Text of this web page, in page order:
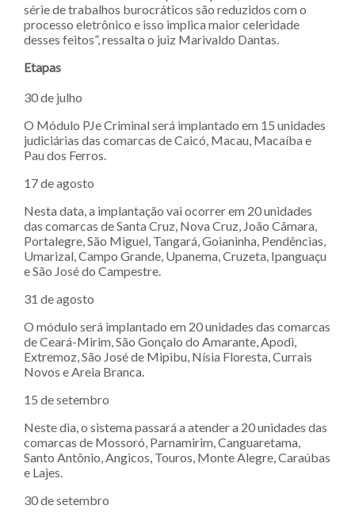
série de trabalhos burocráticos são reduzidos com o
processo eletrônico e isso implica maior celeridade
desses feitos”, ressalta o juiz Marivaldo Dantas.
Etapas
30 de julho
O Módulo PJe Criminal será implantado em 15 unidades
judiciárias das comarcas de Caicó, Macau, Macaíba e
Pau dos Ferros.
17 de agosto
Nesta data, a implantação vai ocorrer em 20 unidades
das comarcas de Santa Cruz, Nova Cruz, João Câmara,
Portalegre, São Miguel, Tangará, Goianinha, Pendências,
Umarizal, Campo Grande, Upanema, Cruzeta, Ipanguaçu
e São José do Campestre.
31 de agosto
O módulo será implantado em 20 unidades das comarcas
de Ceará-Mirim, São Gonçalo do Amarante, Apodi,
Extremoz, São José de Mipibu, Nísia Floresta, Currais
Novos e Areia Branca.
15 de setembro
Neste dia, o sistema passará a atender a 20 unidades das
comarcas de Mossoró, Parnamirim, Canguaretama,
Santo Antônio, Angicos, Touros, Monte Alegre, Caraúbas
e Lajes.
30 de setembro